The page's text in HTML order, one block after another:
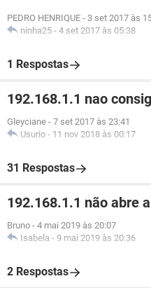
PEDRO HENRIQUE - 3 set 2017 às
ninha25 - 4 set 2017 às 05:38
1 Respostas
192.168.1.1 nao
Gleyciane - 7 set 2017 às 23:41
Usurio - 11 nov 2018 às 00:17
31 Respostas
192.168.1.1 não abre
Bruno - 4 mai 2019 às 20:07
Isabela - 9 mai 2019 às 20:36
2 Respostas